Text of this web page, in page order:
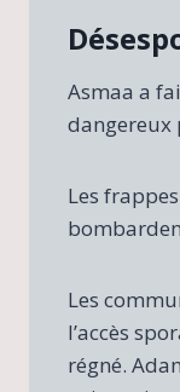
Asmaa a
dangereux
Les
Les
l’accès
régné.